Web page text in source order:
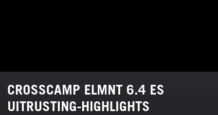
CROSSCAMP ELMNT 6.4 ES
UITRUSTING-HIGHLIGHTS